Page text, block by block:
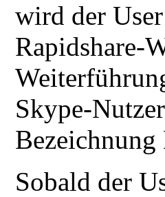
wird der
Rapidshare-
Skype-
Sobald der